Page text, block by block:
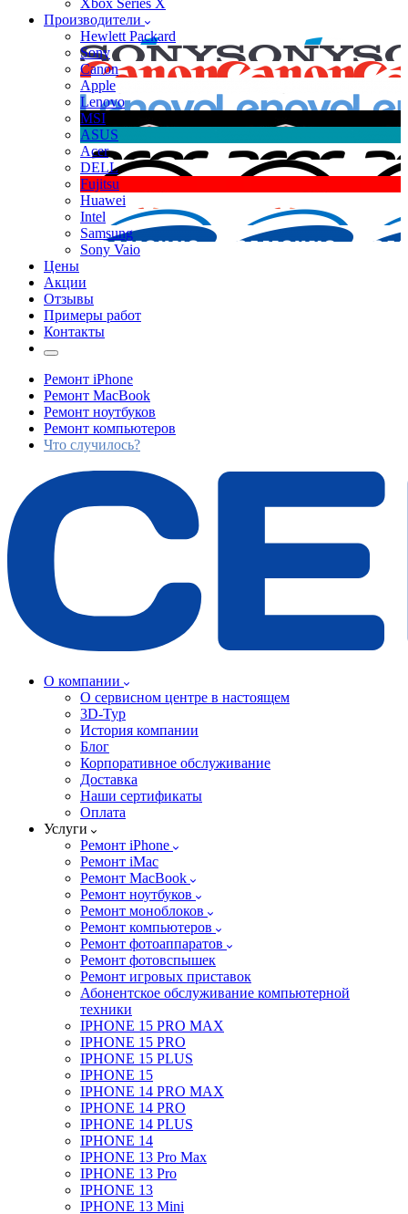
Xbox Series X
Производители
Hewlett Packard
Sony
Canon
Apple
Lenovo
MSI
ASUS
Acer
DELL
Fujitsu
Huawei
Intel
Samsung
Sony Vaio
Цены
Акции
Отзывы
Примеры работ
Контакты
Ремонт iPhone
Ремонт MacBook
Ремонт ноутбуков
Ремонт компьютеров
Что случилось?
О компании
О сервисном центре в настоящем
3D-Тур
История компании
Блог
Корпоративное обслуживание
Доставка
Наши сертификаты
Оплата
Услуги
Ремонт iPhone
Ремонт iMac
Ремонт MacBook
Ремонт ноутбуков
Ремонт моноблоков
Ремонт компьютеров
Ремонт фотоаппаратов
Ремонт фотовспышек
Ремонт игровых приставок
Абонентское обслуживание компьютерной
техники
IPHONE 15 PRO MAX
IPHONE 15 PRO
IPHONE 15 PLUS
IPHONE 15
IPHONE 14 PRO MAX
IPHONE 14 PRO
IPHONE 14 PLUS
IPHONE 14
IPHONE 13 Pro Max
IPHONE 13 Pro
IPHONE 13
IPHONE 13 Mini